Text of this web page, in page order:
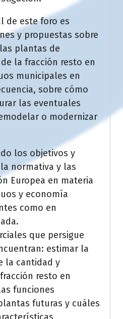
de este foro es
y propuestas sobre
plantas de
la fracción resto en
municipales en
sobre cómo
las eventuales
o modernizar
los objetivos y
normativa y las
Europea en materia
y economía
como en
que persigue
estimar la
la cantidad y
resto en
funciones
futuras y cuáles